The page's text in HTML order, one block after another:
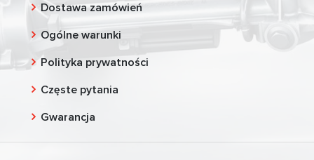
Dostawa zamówień
Ogólne warunki
Polityka prywatności
Częste pytania
Gwarancja